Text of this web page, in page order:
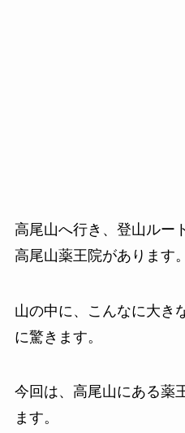
高尾山へ行き、登山ルー
高尾山薬王院があります。
山の中に、こんなに大き
に驚きます。
今回は、高尾山にある薬
ます。